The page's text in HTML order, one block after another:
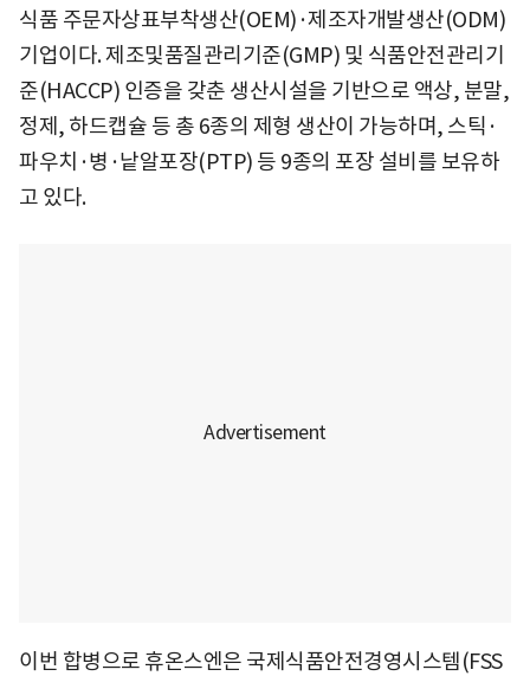
식품 주문자상표부착생산(OEM)·제조자개발생산(ODM)
기업이다. 제조및품질관리기준(GMP) 및 식품안전관리기
준(HACCP) 인증을 갖춘 생산시설을 기반으로 액상, 분말,
정제, 하드캡슐 등 총 6종의 제형 생산이 가능하며, 스틱·
파우치·병·낱알포장(PTP) 등 9종의 포장 설비를 보유하
고 있다.
이번 합병으로 휴온스엔은 국제식품안전경영시스템(FSS